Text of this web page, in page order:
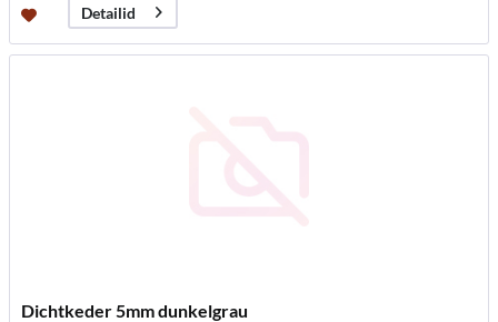
Detailid
Dichtkeder 5mm dunkelgrau